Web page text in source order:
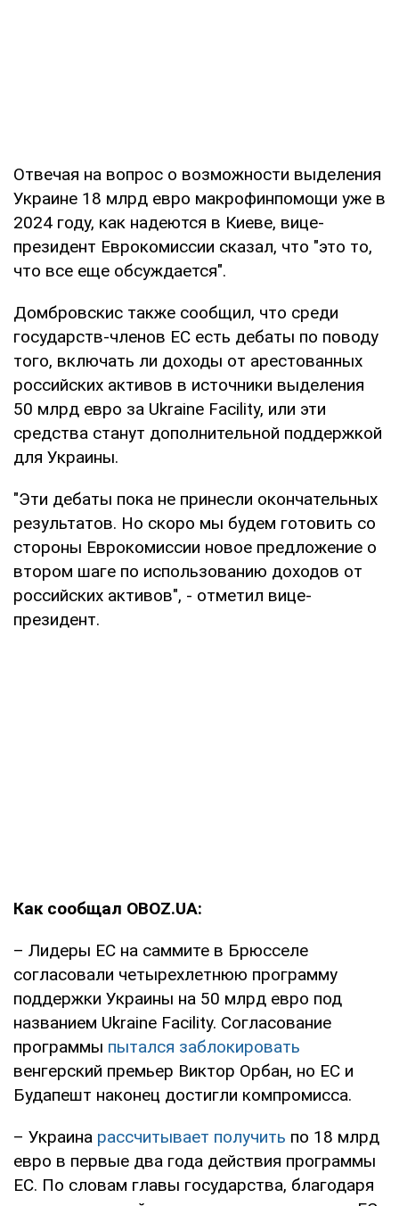
Отвечая на вопрос о возможности выделения
Украине 18 млрд евро макрофинпомощи уже в
2024 году, как надеются в Киеве, вице-
президент Еврокомиссии сказал, что "это то,
что все еще обсуждается".
Домбровскис также сообщил, что среди
государств-членов ЕС есть дебаты по поводу
того, включать ли доходы от арестованных
российских активов в источники выделения
50 млрд евро за Ukraine Facility, или эти
средства станут дополнительной поддержкой
для Украины.
"Эти дебаты пока не принесли окончательных
результатов. Но скоро мы будем готовить со
стороны Еврокомиссии новое предложение о
втором шаге по использованию доходов от
российских активов", - отметил вице-
президент.
Как сообщал OBOZ.UA:
– Лидеры ЕС на саммите в Брюсселе
согласовали четырехлетнюю программу
поддержки Украины на 50 млрд евро под
названием Ukraine Facility. Согласование
программы пытался заблокировать
венгерский премьер Виктор Орбан, но ЕС и
Будапешт наконец достигли компромисса.
– Украина рассчитывает получить по 18 млрд
евро в первые два года действия программы
ЕС. По словам главы государства, благодаря